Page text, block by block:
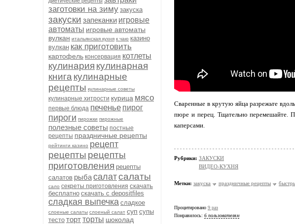
заготовки на зиму закуска
закуски запеканки игровые
автоматы игровые автоматы
вулкан итальянская кухня к чаю казино
вулкан как приготовить
картофель консервация котлеты
кулинария кулинарная
книга кулинарные
рецепты кулинарные советы
кулинарные хитрости курица мясо
первые блюда печенье пирог
пироги пирожки пирожные
полезные советы постные
рецепты праздничные рецепты
рейтинги казино рецепт
рецепты рецепты
приготовления рецепты
салатов рыбасалатсалаты
сало секреты приготовления скачать
бесплатно скачать с depositfiles
сладкая выпечка сладкое
слоеные салаты слоеный салат суп супы
тесто тортторты шоколад
Сваренные в крутую яйца разрежьте
пюре и перец. Тщательно перемешайте.
каперсами.
Рубрики: ЗАКУСКИ
ВИДЕО-КУХНЯ
Метки: закуска праздничные рецепты
Процитировано 9 раз
Понравилось: 6 пользователям